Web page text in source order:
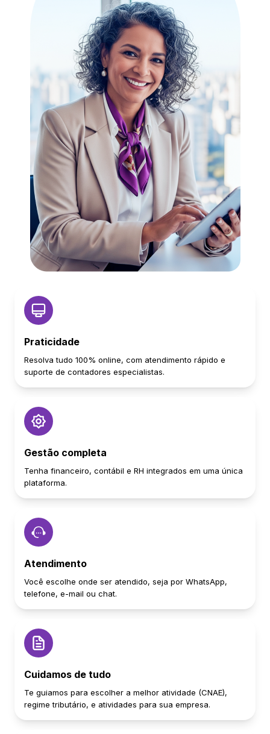
Praticidade
Resolva tudo 100% online, com atendimento rápido e
suporte de contadores especialistas.
Gestão completa
Tenha financeiro, contábil e RH integrados em uma única
plataforma.
Atendimento
Você escolhe onde ser atendido, seja por WhatsApp,
telefone, e-mail ou chat.
Cuidamos de tudo
Te guiamos para escolher a melhor atividade (CNAE),
regime tributário, e atividades para sua empresa.